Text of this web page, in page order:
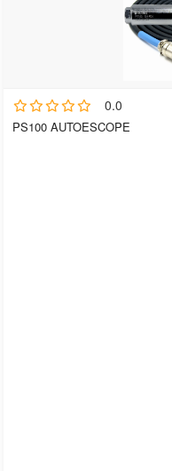
0.0
PS100 AUTOESCOPE